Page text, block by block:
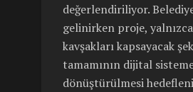
değerlendiriliyor.
gelinirken proje,
kavşakları kapsayacak
tamamının dijital
dönüştürülmesi